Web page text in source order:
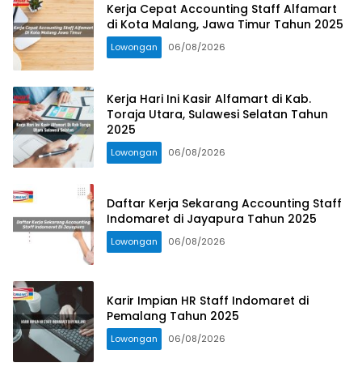
Kerja Cepat Accounting Staff Alfamart
di Kota Malang, Jawa Timur Tahun 2025
Lowongan 06/08/2026
Kerja Hari Ini Kasir Alfamart di Kab.
Toraja Utara, Sulawesi Selatan Tahun
2025
Lowongan 06/08/2026
Daftar Kerja Sekarang Accounting Staff
Indomaret di Jayapura Tahun 2025
Lowongan 06/08/2026
Karir Impian HR Staff Indomaret di
Pemalang Tahun 2025
Lowongan 06/08/2026